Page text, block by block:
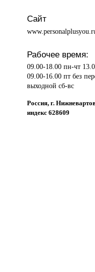
Сайт
Рабочее время:
09.00-18.00 пн-чт
09.00-16.00 пт без
выходной сб-вс
Россия, г.
индекс 628609